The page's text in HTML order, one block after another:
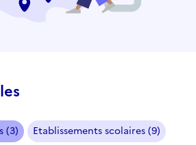
(3)
Etablissements scolaires (9)